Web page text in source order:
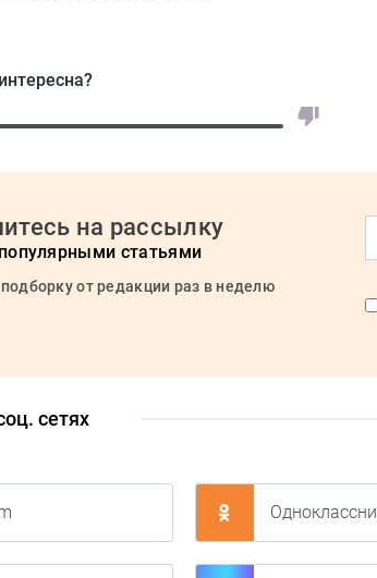
на рассылку
статьями
от редакции раз в неделю
сетях